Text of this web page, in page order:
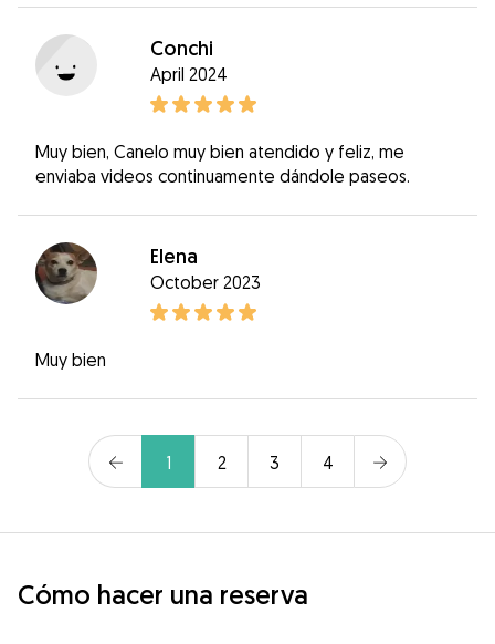
Conchi
April 2024
Muy bien, Canelo muy bien atendido y feliz, me
enviaba videos continuamente dándole paseos.
Elena
October 2023
Muy bien
1 2 3 4
Cómo hacer una reserva